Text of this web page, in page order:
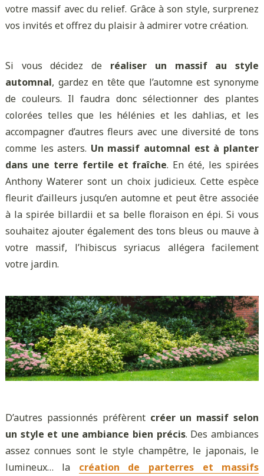
votre massif avec du relief. Grâce à son style, surprenez
vos invités et offrez du plaisir à admirer votre création.
Si vous décidez de réaliser un massif au style
automnal, gardez en tête que l’automne est synonyme
de couleurs. Il faudra donc sélectionner des plantes
colorées telles que les hélénies et les dahlias, et les
accompagner d’autres fleurs avec une diversité de tons
comme les asters. Un massif automnal est à planter
dans une terre fertile et fraîche. En été, les spirées
Anthony Waterer sont un choix judicieux. Cette espèce
fleurit d’ailleurs jusqu’en automne et peut être associée
à la spirée billardii et sa belle floraison en épi. Si vous
souhaitez ajouter également des tons bleus ou mauve à
votre massif, l’hibiscus syriacus allégera facilement
votre jardin.
D’autres passionnés préfèrent créer un massif selon
un style et une ambiance bien précis. Des ambiances
assez connues sont le style champêtre, le japonais, le
lumineux… la création de parterres et massifs